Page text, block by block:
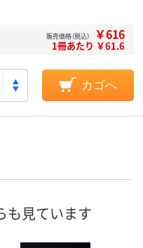
販売価格（税込） ￥616
1冊あたり ￥61.6
カゴへ
も見ています